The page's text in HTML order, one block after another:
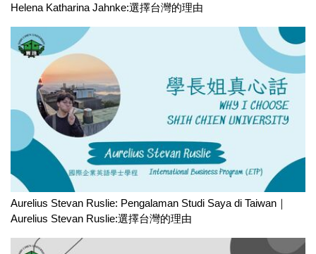
Helena Katharina Jahnke:選擇台灣的理由
Aurelius Stevan Ruslie: Pengalaman Studi Saya di Taiwan｜
Aurelius Stevan Ruslie:選擇台灣的理由